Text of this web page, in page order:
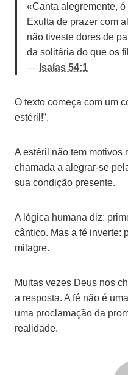
«Canta alegremente,
Exulta de prazer com
não tiveste dores de
da solitária do que os
— Isaías 54:1
O texto começa com um
estéril!”.
A estéril não tem motivos
chamada a alegrar-se
sua condição presente.
A lógica humana diz:
cântico. Mas a fé inverte:
milagre.
Muitas vezes Deus nos
a resposta. A fé não é
uma proclamação da
realidade.